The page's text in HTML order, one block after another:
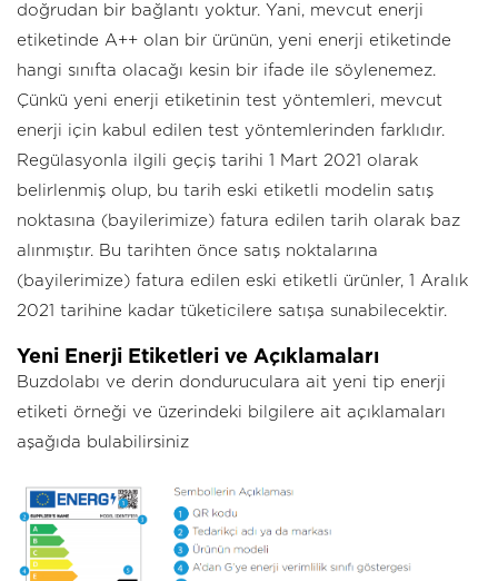
doğrudan bir bağlantı yoktur. Yani, mevcut enerji
etiketinde A++ olan bir ürünün, yeni enerji etiketinde
hangi sınıfta olacağı kesin bir ifade ile söylenemez.
Çünkü yeni enerji etiketinin test yöntemleri, mevcut
enerji için kabul edilen test yöntemlerinden farklıdır.
Regülasyonla ilgili geçiş tarihi 1 Mart 2021 olarak
belirlenmiş olup, bu tarih eski etiketli modelin satış
noktasına (bayilerimize) fatura edilen tarih olarak baz
alınmıştır. Bu tarihten önce satış noktalarına
(bayilerimize) fatura edilen eski etiketli ürünler, 1 Aralık
2021 tarihine kadar tüketicilere satışa sunabilecektir.
Yeni Enerji Etiketleri ve Açıklamaları
Buzdolabı ve derin donduruculara ait yeni tip enerji
etiketi örneği ve üzerindeki bilgilere ait açıklamaları
aşağıda bulabilirsiniz